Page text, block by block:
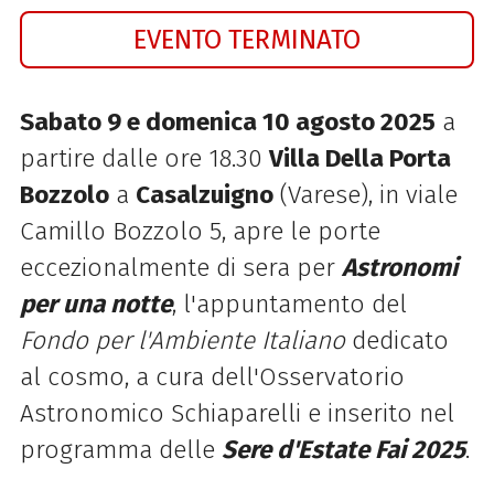
EVENTO TERMINATO
Sabato 9 e domenica 10 agosto 2025 a
partire dalle ore 18.30Villa Della Porta
Bozzoloa Casalzuigno(Varese), in viale
Camillo Bozzolo 5, apre le porte
eccezionalmente di sera per Astronomi
per una notte, l'appuntamento del
Fondo per l'Ambiente Italianodedicato
al cosmo, a cura dell'Osservatorio
Astronomico Schiaparelli e inserito nel
programma delle Sere d'Estate Fai 2025.